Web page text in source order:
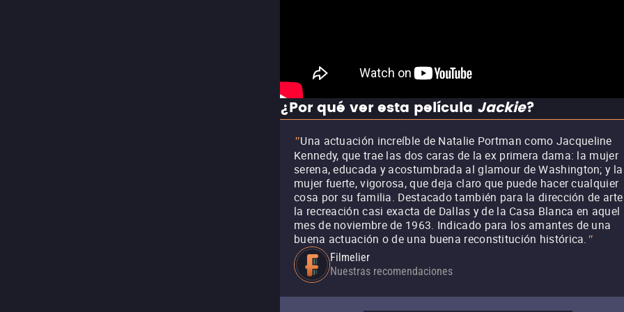
¿Por qué ver esta película Jackie?
"Una actuación increíble de Natalie Portman como Jacqueline
Kennedy, que trae las dos caras de la ex primera dama: la mujer
serena, educada y acostumbrada al glamour de Washington; y la
mujer fuerte, vigorosa, que deja claro que puede hacer cualquier
cosa por su familia. Destacado también para la dirección de
la recreación casi exacta de Dallas y de la Casa Blanca en aquel
mes de noviembre de 1963. Indicado para los amantes de una
buena actuación o de una buena reconstitución histórica. "
Filmelier
Nuestras recomendaciones